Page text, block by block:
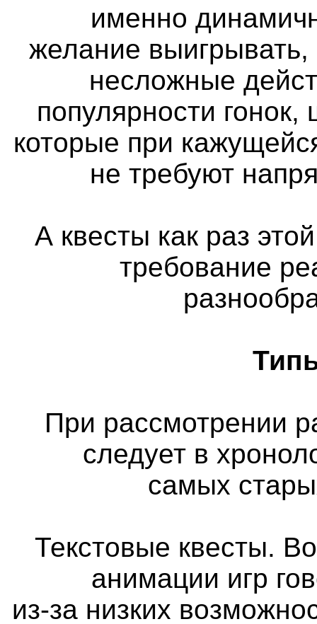
именно
желание
несложные
популярности
которые при
не требуют
А квесты как раз
требование
При рассмотрении
следует в
самых
Текстовые квесты.
анимации игр
из-за низких